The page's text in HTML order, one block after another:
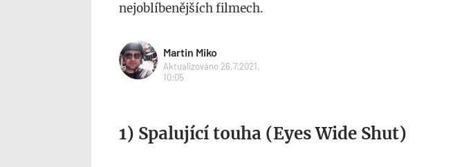
nejoblíbenějších filmech.
Martin Miko
Aktualizováno 26.7.2021,
10:05
1) Spalující touha (Eyes Wide Shut)